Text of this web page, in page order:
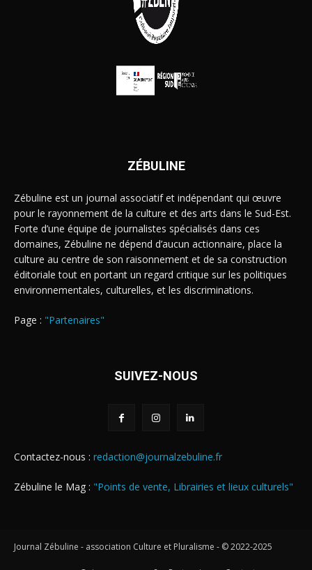
ZÉBULINE
Zébuline est un journal associatif et indépendant qui œuvre
pour le rayonnement de la culture et des arts dans le Sud-Est.
Forte d’une équipe de journalistes spécialisés dans ces
domaines, Zébuline ne dépend d’aucun actionnaire, place la
culture au centre de son raisonnement et de sa construction
éditoriale tout en portant un regard critique sur les politiques
environnementales, culturelles, et les discriminations.
Page : "Partenaires"
SUIVEZ-NOUS
Contactez-nous : redaction@journalzebuline.fr
Zébuline le Mag : "Points de vente, Librairies et lieux culturels"
Journal Zébuline - association Culture et Pluralisme - © 2022-2025